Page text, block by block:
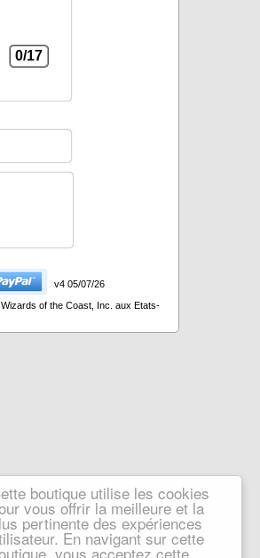
boutique utilise les cookies
vous offrir la meilleure et la
pertinente des expériences
En navigant sur cette
vous acceptez cette
0/17
v4 05/07/26
of the Coast, Inc. aux Etats-